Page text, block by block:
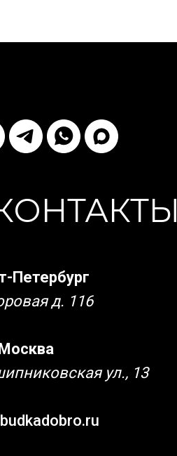
Петербург
д. 116
ул., 13